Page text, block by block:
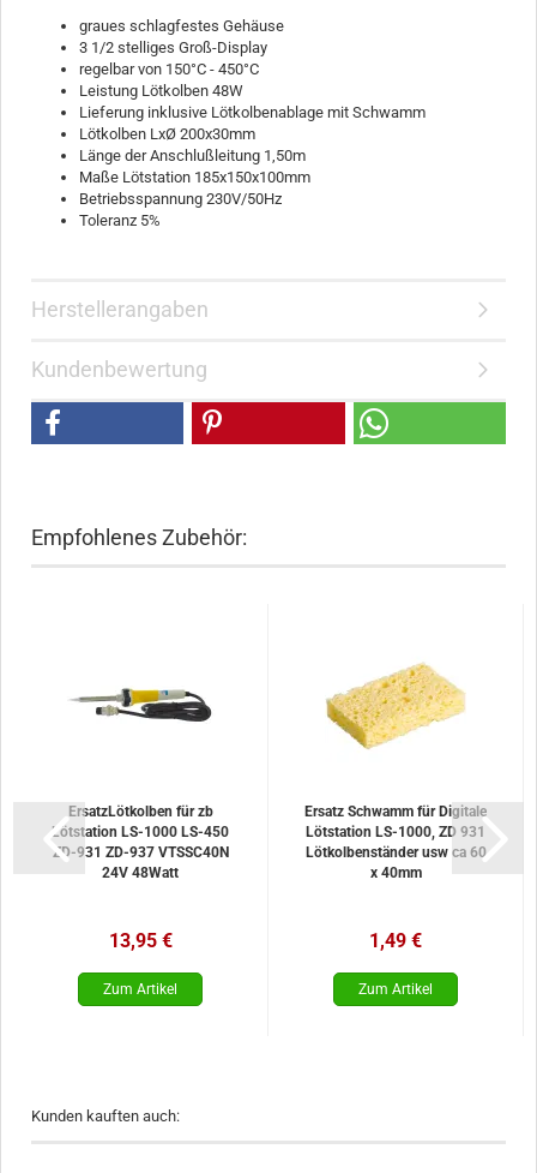
graues schlagfestes Gehäuse
3 1/2 stelliges Groß-Display
regelbar von 150°C - 450°C
Leistung Lötkolben 48W
Lieferung inklusive Lötkolbenablage mit Schwamm
Lötkolben LxØ 200x30mm
Länge der Anschlußleitung 1,50m
Maße Lötstation 185x150x100mm
Betriebsspannung 230V/50Hz
Toleranz 5%
Herstellerangaben
Kundenbewertung
Empfohlenes Zubehör:
ErsatzLötkolben für zb
Lötstation LS-1000 LS-450
ZD-931 ZD-937 VTSSC40N
24V 48Watt
13,95 €
Ersatz Schwamm für Digitale
Lötstation LS-1000, ZD 931
Lötkolbenständer usw ca 60
x 40mm
1,49 €
Kunden kauften auch: